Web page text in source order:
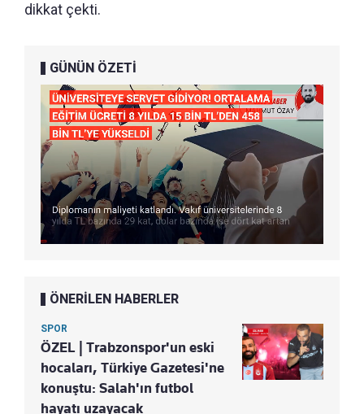
dikkat çekti.
GÜNÜN ÖZETİ
ÖNERİLEN HABERLER
SPOR
ÖZEL | Trabzonspor'un eski
hocaları, Türkiye Gazetesi'ne
konuştu: Salah'ın futbol
hayatı uzayacak